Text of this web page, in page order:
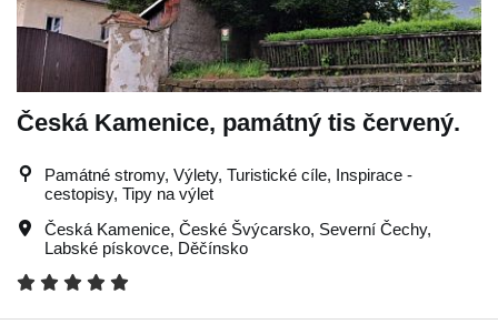
Česká Kamenice, památný tis červený.
Památné stromy, Výlety, Turistické cíle, Inspirace -
cestopisy, Tipy na výlet
Česká Kamenice, České Švýcarsko, Severní Čechy,
Labské pískovce, Děčínsko